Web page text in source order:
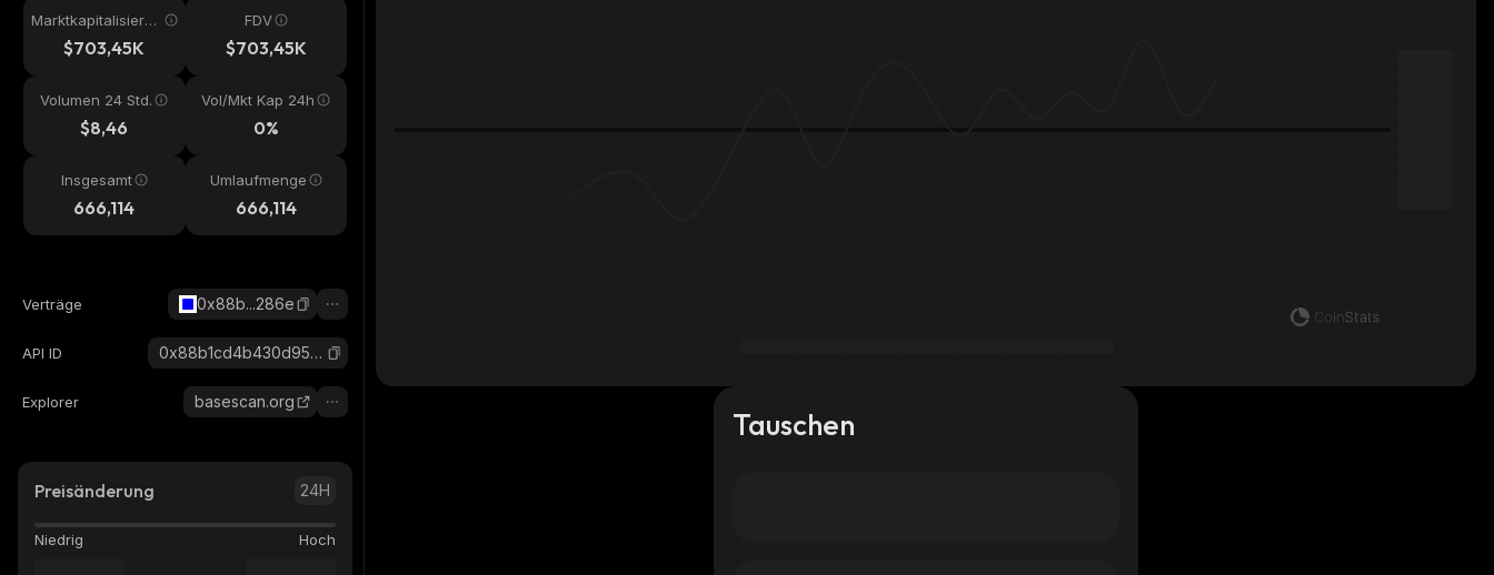
Marktkapitalisieru
$703,45K
FDV
$703,45K
Volumen 24 Std.
$8,46
Vol/Mkt Kap 24h
0%
Insgesamt
666,114
Umlaufmenge
666,114
Verträge 0x88b...286e
API ID 0x88b1cd4b430d95b406e382c3cdbae54697a0286e_base
Explorer basescan.org
Preisänderung 24H
Niedrig Hoch
Tauschen